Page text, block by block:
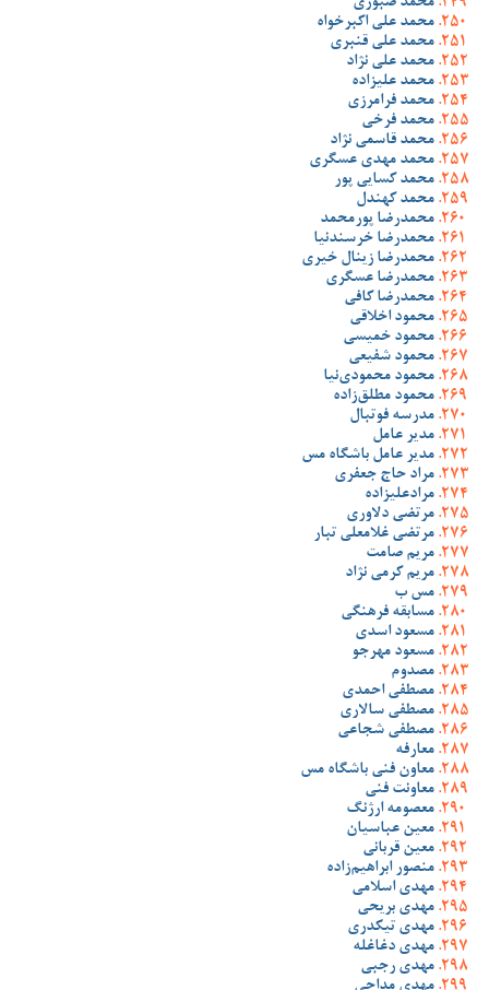
محمد صبوری
محمد علی اکبرخواه
محمد علی قنبری
محمد علی نژاد
محمد علیزاده
محمد فرامرزی
محمد فرخی
محمد قاسمی نژاد
محمد مهدی عسگری
محمد کسایی پور
محمد کهندل
محمدرضا پورمحمد
محمدرضا خرسندنیا
محمدرضا زینال خیری
محمدرضا عسگری
محمدرضا کافی
محمود اخلاقی
محمود خمیسی
محمود شفیعی
محمود محمودی‌نیا
محمود مطلق‌زاده
مدرسه فوتبال
مدیر عامل
مدیر عامل باشگاه مس
مراد حاج جعفری
مرادعلیزاده
مرتضی دلاوری
مرتضی غلامعلی تبار
مریم صامت
مریم کرمی نژاد
مس ب
مسابقه فرهنگی
مسعود اسدی
مسعود مهرجو
مصدوم
مصطفی احمدی
مصطفی سالاری
مصطفی شجاعی
معارفه
معاون فنی باشگاه مس
معاونت فنی
معصومه ارژنگ
معین عباسیان
معین قربانی
منصور ابراهیم‌زاده
مهدی اسلامی
مهدی بریحی
مهدی تیکدری
مهدی دغاغله
مهدی رجبی